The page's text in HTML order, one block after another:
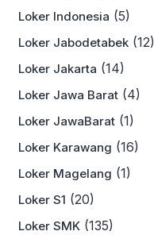
Loker Indonesia (5)
Loker Jabodetabek (12)
Loker Jakarta (14)
Loker Jawa Barat (4)
Loker JawaBarat (1)
Loker Karawang (16)
Loker Magelang (1)
Loker S1 (20)
Loker SMK (135)